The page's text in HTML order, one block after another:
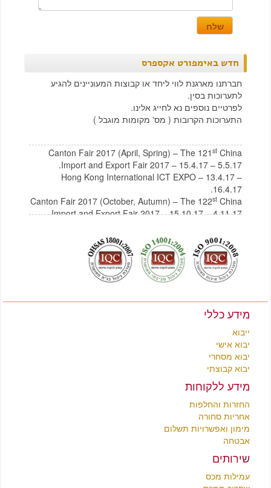
חדש באימפורט אקספרס
חברתנו מארגנת לווי ליחד או קבוצות המעוניינים להגיע
לתערוכות בסין.
לפרטיים נוספים נא לחייג אלינו.
התערוכות הקרובות ( מס' מקומות מוגבל )
Canton Fair 2017 (April, Spring) – The 121 stChina
Import and Export Fair 2017 – 15.4.17 – 5.5.17.
Hong Kong International ICT EXPO – 13.4.17 –
16.4.17.
Canton Fair 2017 (October, Autumn) – The 122 stChina
Import and Export Fair 2017 – 15.10.17 – 4.11.17
לצפייה בקטלוג רהיטים מסיןלחץ כאן
מידע כללי
ייבוא
יבוא אישי
יבוא מסחרי
יבוא קבוצתי
מידע ללקוחות
החזרות והחלפות
אחריות סחורה
מימון ואפשרויות תשלום
אבטחה
שירותים
עמילות מכס